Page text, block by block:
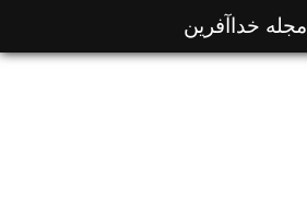
مجله خداآفرین